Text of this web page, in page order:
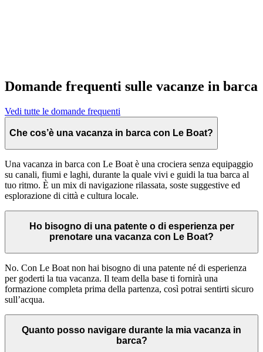
Domande frequenti sulle vacanze in barca
Vedi tutte le domande frequenti
Che cos’è una vacanza in barca con Le Boat?
Una vacanza in barca con Le Boat è una crociera senza equipaggio
su canali, fiumi e laghi, durante la quale vivi e guidi la tua barca al
tuo ritmo. È un mix di navigazione rilassata, soste suggestive ed
esplorazione di città e cultura locale.
Ho bisogno di una patente o di esperienza per
prenotare una vacanza con Le Boat?
No. Con Le Boat non hai bisogno di una patente né di esperienza
per goderti la tua vacanza. Il team della base ti fornirà una
formazione completa prima della partenza, così potrai sentirti sicuro
sull’acqua.
Quanto posso navigare durante la mia vacanza in
barca?